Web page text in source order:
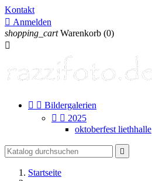
Kontakt
 Anmelden
shopping_cart Warenkorb (0)

  Bildergalerien
  2025
oktoberfest liethhalle

Startseite